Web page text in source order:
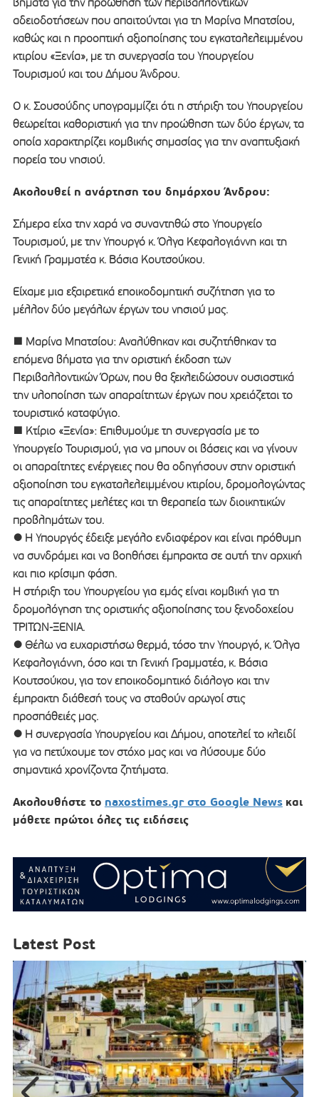
αδειοδοτήσεων που απαιτούνται για τη Μαρίνα Μπατσίου,
καθώς και η προοπτική αξιοποίησης του εγκαταλελειμμένου
κτιρίου «Ξενία», με τη συνεργασία του Υπουργείου
Τουρισμού και του Δήμου Άνδρου.
Ο κ. Σουσούδης υπογραμμίζει ότι η στήριξη του Υπουργείου
θεωρείται καθοριστική για την προώθηση των δύο έργων, τα
οποία χαρακτηρίζει κομβικής σημασίας για την αναπτυξιακή
πορεία του νησιού.
Ακολουθεί η ανάρτηση του δημάρχου Άνδρου:
Σήμερα είχα την χαρά να συναντηθώ στο Υπουργείο
Τουρισμού, με την Υπουργό κ. Όλγα Κεφαλογιάννη και τη
Γενική Γραμματέα κ. Βάσια Κουτσούκου.
​Είχαμε μια εξαιρετικά εποικοδομητική συζήτηση για το
μέλλον δύο μεγάλων έργων του νησιού μας.
​■ Μαρίνα Μπατσίου: Αναλύθηκαν και συζητήθηκαν τα
επόμενα βήματα για την οριστική έκδοση των
Περιβαλλοντικών Όρων, που θα ξεκλειδώσουν ουσιαστικά
την υλοποίηση των απαραίτητων έργων που χρειάζεται το
τουριστικό καταφύγιο.
​■ Κτίριο «Ξενία»: Επιθυμούμε τη συνεργασία με το
Υπουργείο Τουρισμού, για να μπουν οι βάσεις και να γίνουν
οι απαραίτητες ενέργειες που θα οδηγήσουν στην οριστική
αξιοποίηση του εγκαταλελειμμένου κτιρίου, δρομολογώντας
τις απαραίτητες μελέτες και τη θεραπεία των διοικητικών
προβλημάτων του.
● ​Η Υπουργός έδειξε μεγάλο ενδιαφέρον και είναι πρόθυμη
να συνδράμει και να βοηθήσει έμπρακτα σε αυτή την αρχική
και πιο κρίσιμη φάση.
Η στήριξη του Υπουργείου για εμάς είναι κομβική για τη
δρομολόγηση της οριστικής αξιοποίησης του ξενοδοχείου
ΤΡΙΤΩΝ-ΞΕΝΙΑ.
● Θέλω να ευχαριστήσω θερμά, τόσο την Υπουργό, κ. Όλγα
Κεφαλογιάννη, όσο και τη Γενική Γραμματέα, κ. Βάσια
Κουτσούκου, για τον εποικοδομητικό διάλογο και την
έμπρακτη διάθεσή τους να σταθούν αρωγοί στις
προσπάθειές μας.
● Η συνεργασία Υπουργείου και Δήμου, αποτελεί το κλειδί
για να πετύχουμε τον στόχο μας και να λύσουμε δύο
σημαντικά χρονίζοντα ζητήματα.
Ακολουθήστε το naxostimes.gr στο Google News και
μάθετε πρώτοι όλες τις ειδήσεις
Latest Post